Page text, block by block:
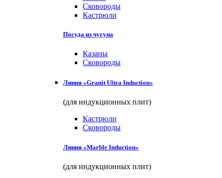
Сковороды
Кастрюли
Посуда из чугуна
Казаны
Сковороды
Линия «Granit Ultra Induction»
(для индукционных плит)
Кастрюли
Сковороды
Линия «Marble Induction»
(для индукционных плит)